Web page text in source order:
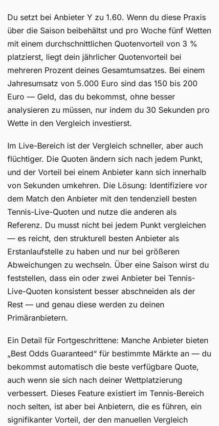
Du setzt bei Anbieter Y zu 1.60. Wenn du diese Praxis
über die Saison beibehältst und pro Woche fünf Wetten
mit einem durchschnittlichen Quotenvorteil von 3 %
platzierst, liegt dein jährlicher Quotenvorteil bei
mehreren Prozent deines Gesamtumsatzes. Bei einem
Jahresumsatz von 5.000 Euro sind das 150 bis 200
Euro — Geld, das du bekommst, ohne besser
analysieren zu müssen, nur indem du 30 Sekunden pro
Wette in den Vergleich investierst.
Im Live-Bereich ist der Vergleich schneller, aber auch
flüchtiger. Die Quoten ändern sich nach jedem Punkt,
und der Vorteil bei einem Anbieter kann sich innerhalb
von Sekunden umkehren. Die Lösung: Identifiziere vor
dem Match den Anbieter mit den tendenziell besten
Tennis-Live-Quoten und nutze die anderen als
Referenz. Du musst nicht bei jedem Punkt vergleichen
— es reicht, den strukturell besten Anbieter als
Erstanlaufstelle zu haben und nur bei größeren
Abweichungen zu wechseln. Über eine Saison wirst du
feststellen, dass ein oder zwei Anbieter bei Tennis-
Live-Quoten konsistent besser abschneiden als der
Rest — und genau diese werden zu deinen
Primäranbietern.
Ein Detail für Fortgeschrittene: Manche Anbieter bieten
„Best Odds Guaranteed“ für bestimmte Märkte an — du
bekommst automatisch die beste verfügbare Quote,
auch wenn sie sich nach deiner Wettplatzierung
verbessert. Dieses Feature existiert im Tennis-Bereich
noch selten, ist aber bei Anbietern, die es führen, ein
signifikanter Vorteil, der den manuellen Vergleich